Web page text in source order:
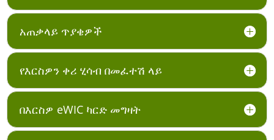
አጠቃላይ ጥያቄዎች
የእርስዎን ቀሪ ሂሳብ በመፈተሽ ላይ
በእርስዎ eWIC ካርድ መግዛት